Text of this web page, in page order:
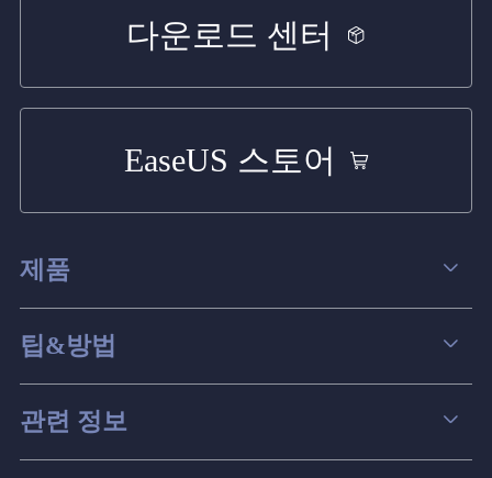
다운로드 센터
EaseUS 스토어
제품
데이터 복구
파티션 관리
스크린 레코더
팁&방법
컴퓨터 데이터 복구 팁
맥 데이터 복구 팁
관련 정보